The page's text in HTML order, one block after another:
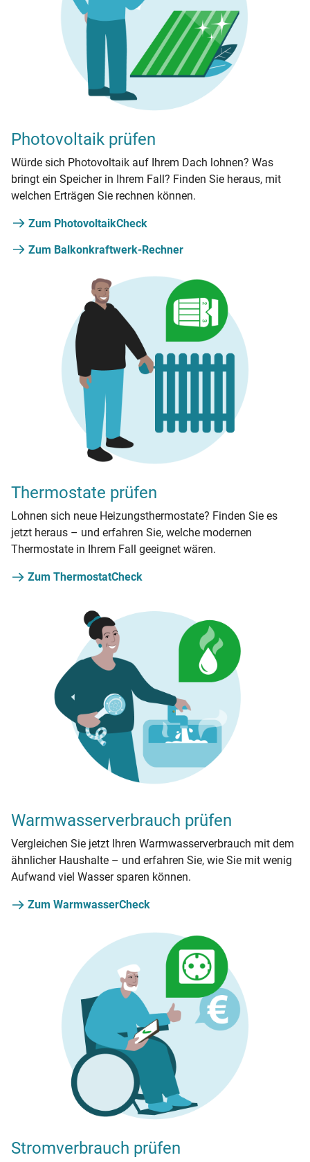
Photovoltaik prüfen
Würde sich Photovoltaik auf Ihrem Dach lohnen? Was
bringt ein Speicher in Ihrem Fall? Finden Sie heraus, mit
welchen Erträgen Sie rechnen können.
Zum PhotovoltaikCheck
Zum Balkonkraftwerk-Rechner
Thermostate prüfen
Lohnen sich neue Heizungsthermostate? Finden Sie es
jetzt heraus – und erfahren Sie, welche modernen
Thermostate in Ihrem Fall geeignet wären.
Zum ThermostatCheck
Warmwasserverbrauch prüfen
Vergleichen Sie jetzt Ihren Warmwasserverbrauch mit dem
ähnlicher Haushalte – und erfahren Sie, wie Sie mit wenig
Aufwand viel Wasser sparen können.
Zum WarmwasserCheck
Stromverbrauch prüfen